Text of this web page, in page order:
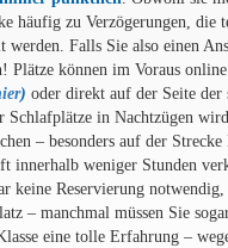
häufig zu Verzögerungen, die
werden. Falls Sie also einen
Plätze können im Voraus
) oder direkt auf der Seite der
Schlafplätze in Nachtzügen
– besonders auf der
innerhalb weniger Stunden
keine Reservierung
– manchmal müssen Sie
eine tolle Erfahrung –